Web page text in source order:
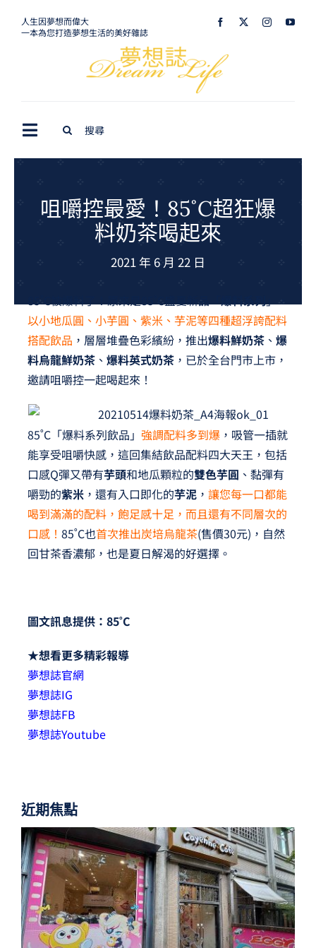
人生因夢想而偉大
一本為您打造夢想生活的美好雜誌
Toggle
Navigation
生活美學
夢想TV
GCU大賽
咀嚼控最愛！85˚C超狂爆
料奶茶喝起來
2021 年 6 月 22 日
85˚C被爆料了！原來是85˚C盛夏新品「爆料系列」，
以小地瓜圓、小芋圓、紫米、芋泥等四種超浮誇配料
搭配飲品 ，層層堆疊色彩繽紛，推出爆料鮮奶茶、 爆
料烏龍鮮奶茶、 爆料英式奶茶，已於全台門市上市，
邀請咀嚼控一起喝起來！
85˚C「爆料系列飲品」 強調配料多到爆，吸管一插就
能享受咀嚼快感，這回集結飲品配料四大天王，包括
口感Q彈又帶有芋頭和地瓜顆粒的雙色芋圓 、黏彈有
嚼勁的紫米，還有入口即化的芋泥， 讓您每一口都能
喝到滿滿的配料，飽足感十足，而且還有不同層次的
口感！ 85˚C也首次推出炭培烏龍茶(售價30元)，自然
回甘茶香濃郁，也是夏日解渴的好選擇。
圖文訊息提供：85˚C
★想看更多精彩報導
夢想誌官網
夢想誌IG
夢想誌FB
夢想誌Youtube
近期焦點